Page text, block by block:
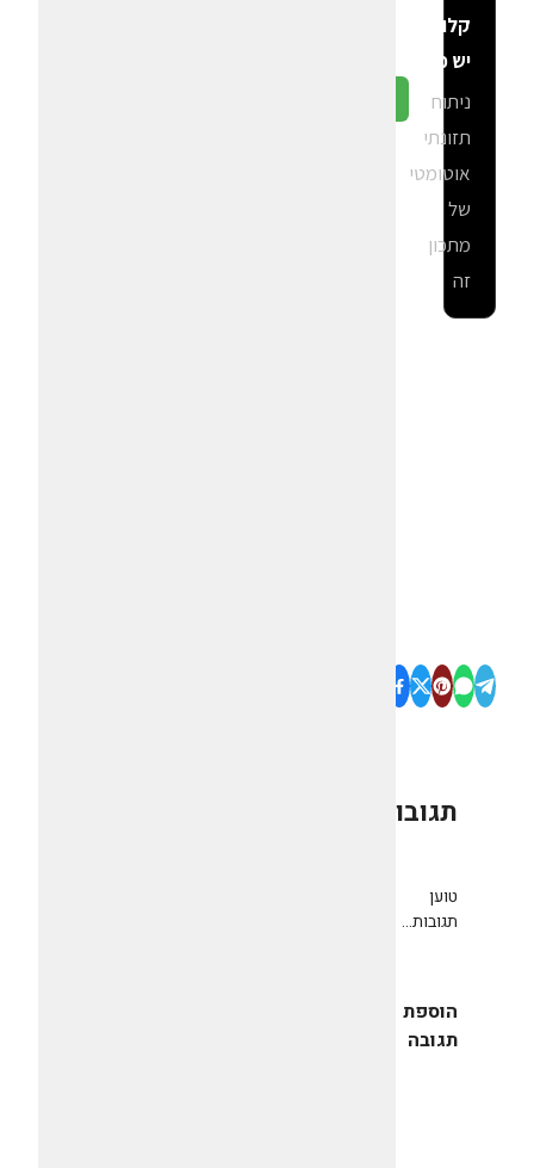
קלוריות
יש פה?
ניתוח
תזונתי
אוטומטי
של
מתכון
זה
תגובות
טוען
תגובות...
הוספת
תגובה